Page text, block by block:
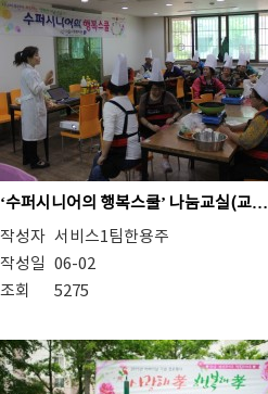
‘수퍼시니어의 행복스쿨’ 나눔교실(교…
작성자 서비스1팀한용주
작성일 06-02
조회
5275